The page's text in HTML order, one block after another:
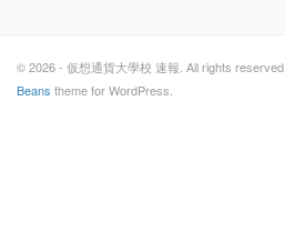
© 2026 - 仮想通貨大學校 速報. All rights reserved.
Beans theme for WordPress.